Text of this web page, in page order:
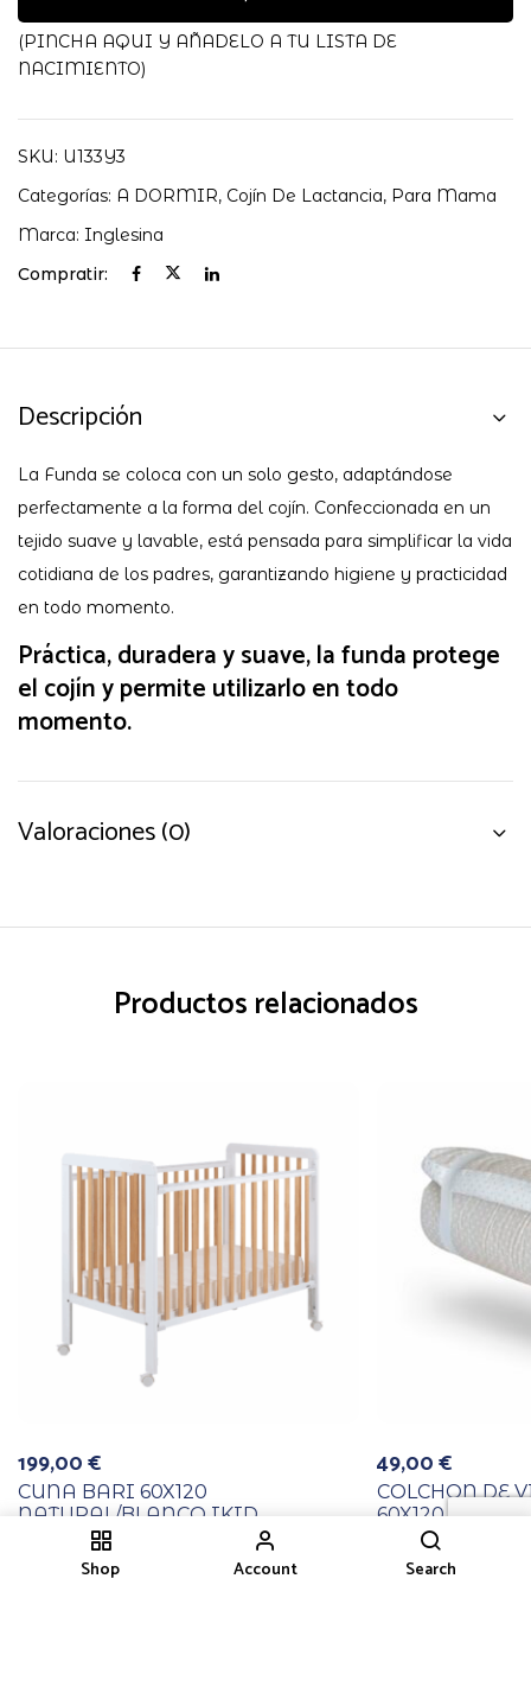
Shop Account Search
cantidad
(PINCHA AQUI Y AÑADELO A TU LISTA DE
NACIMIENTO)
SKU: U133Y3
Categorías: A DORMIR, Cojín De Lactancia, Para Mama
Marca: Inglesina
Compratir:
Descripción
La Funda se coloca con un solo gesto, adaptándose
perfectamente a la forma del cojín. Confeccionada en un
tejido suave y lavable, está pensada para simplificar la vida
cotidiana de los padres, garantizando higiene y practicidad
en todo momento.
Práctica, duradera y suave, la funda protege
el cojín y permite utilizarlo en todo
momento.
Valoraciones (0)
Productos relacionados
199,00€
CUNA BARI 60X120
NATURAL/BLANCO IKID
49,00€
COLCHON DE
60X120